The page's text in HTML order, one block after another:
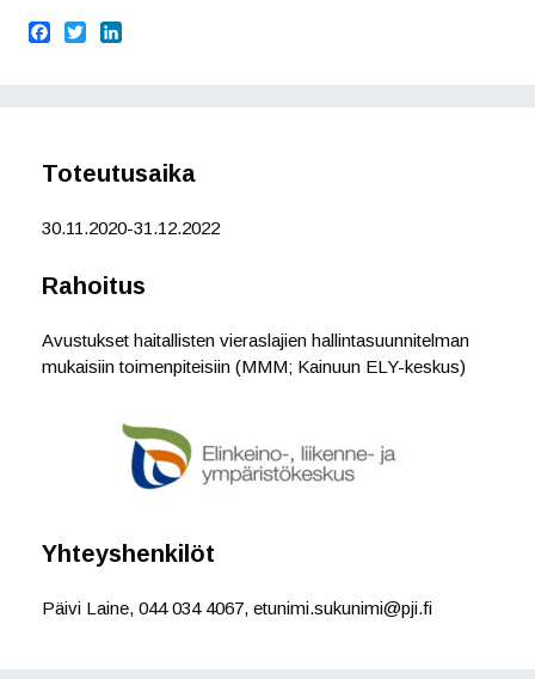
o
k
n
Toteutusaika
30.11.2020-31.12.2022
Rahoitus
Avustukset haitallisten vieraslajien hallintasuunnitelman
mukaisiin toimenpiteisiin (MMM; Kainuun ELY-keskus)
Yhteyshenkilöt
Päivi Laine, 044 034 4067, etunimi.sukunimi@pji.fi